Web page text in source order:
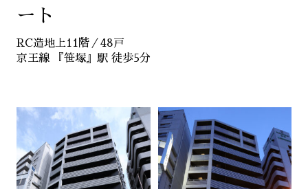
ート
RC造地上11階／48戸
京王線 『笹塚』駅 徒歩5分